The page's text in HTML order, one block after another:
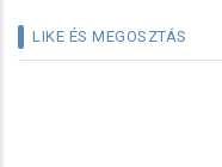
LIKE ÉS MEGOSZTÁS